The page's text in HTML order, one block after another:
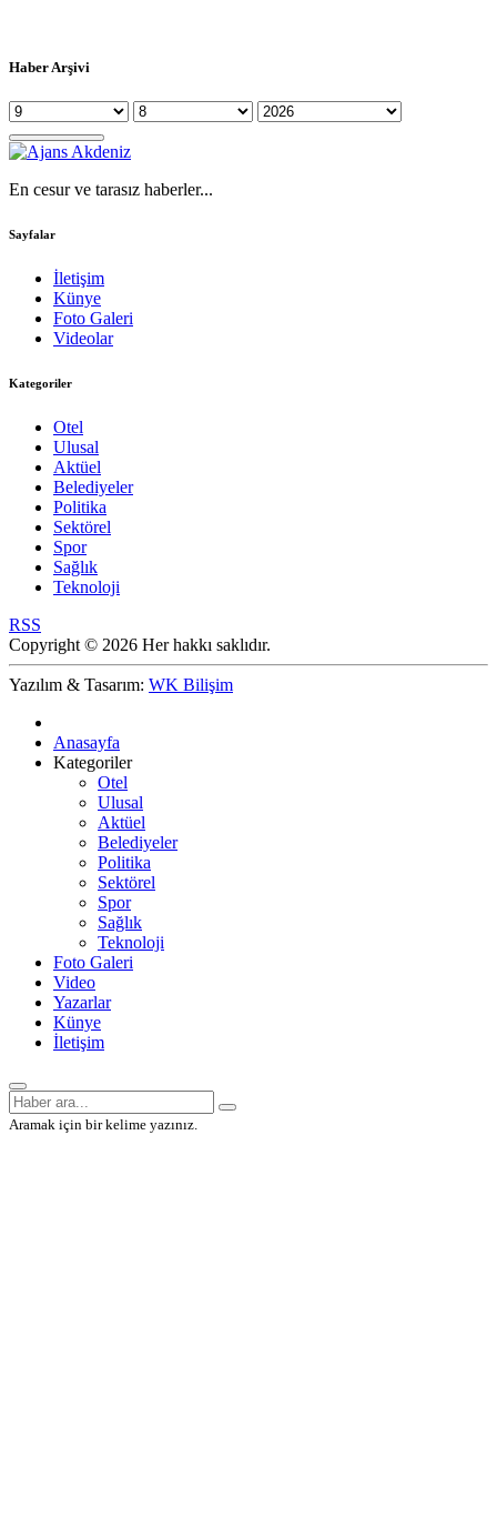
Haber Arşivi
En cesur ve tarasız haberler...
Sayfalar
İletişim
Künye
Foto Galeri
Videolar
Kategoriler
Otel
Ulusal
Aktüel
Belediyeler
Politika
Sektörel
Spor
Sağlık
Teknoloji
RSS
Copyright © 2026 Her hakkı saklıdır.
Yazılım & Tasarım: WK Bilişim
Anasayfa
Kategoriler
Otel
Ulusal
Aktüel
Belediyeler
Politika
Sektörel
Spor
Sağlık
Teknoloji
Foto Galeri
Video
Yazarlar
Künye
İletişim
Aramak için bir kelime yazınız.